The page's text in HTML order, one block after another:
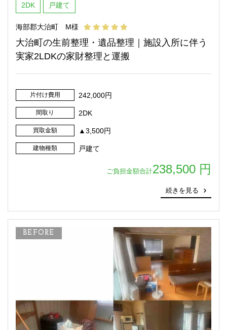
2DK 戸建て
海部郡大治町 M様
大治町の生前整理・遺品整理｜施設入所に伴う
実家2LDKの家財整理と運搬
片付け費用 242,000円
間取り 2DK
買取金額 ▲3,500円
建物種類 戸建て
ご負担金額合計238,500 円
続きを見る
BEFORE